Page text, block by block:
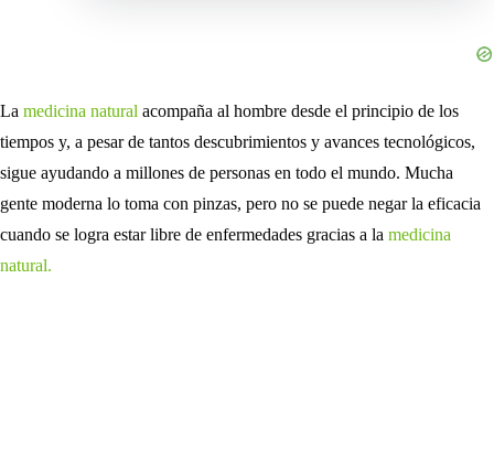
La medicina natural acompaña al hombre desde el principio de los
tiempos y, a pesar de tantos descubrimientos y avances tecnológicos,
sigue ayudando a millones de personas en todo el mundo. Mucha
gente moderna lo toma con pinzas, pero no se puede negar la eficacia
cuando se logra estar libre de enfermedades gracias a la medicina
natural.